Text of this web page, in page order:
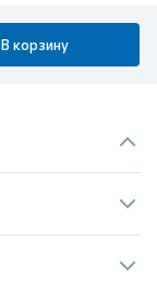
В корзину